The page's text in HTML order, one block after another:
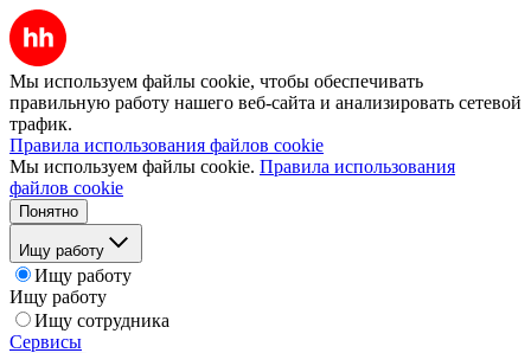
Мы используем файлы cookie, чтобы обеспечивать
правильную работу нашего веб-сайта и анализировать сетевой
трафик.
Правила использования файлов cookie
Мы используем файлы cookie. Правила использования
файлов cookie
Понятно
Ищу работу
Ищу работу
Ищу работу
Ищу сотрудника
Сервисы